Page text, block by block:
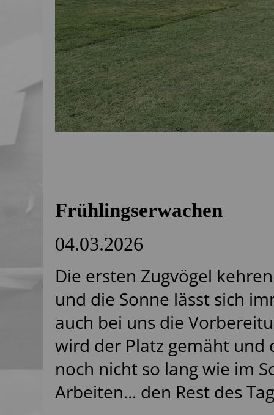
Frühlingserwachen
04.03.2026
Die ersten Zugvögel
und die Sonne lässt sich
auch bei uns die
wird der Platz gemäht und
noch nicht so lang wie im
Arbeiten... den Rest des